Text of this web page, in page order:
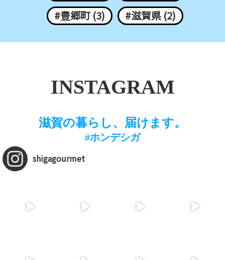
#豊郷町 (3)
#滋賀県 (2)
INSTAGRAM
滋賀の暮らし、届けます。
#ホンデシガ
shigagourmet